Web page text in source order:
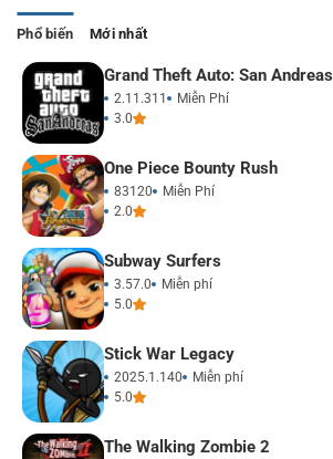
Phổ biến Mới nhất
Grand Theft Auto: San Andreas
2.11.311
Miễn Phí
3.0
One Piece Bounty Rush
83120
Miễn Phí
2.0
Subway Surfers
3.57.0
Miễn phí
5.0
Stick War Legacy
2025.1.140
Miễn phí
5.0
The Walking Zombie 2